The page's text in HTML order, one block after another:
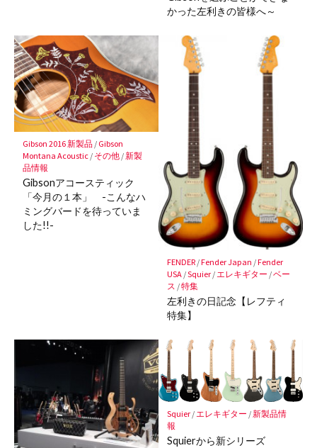
かった左利きの皆様へ～
Gibson 2016 新製品/ Gibson
Montana Acoustic/ その他/新製
品情報
Gibsonアコースティック
「今月の１本」 -こんなハ
ミングバードを待っていま
した!!-
FENDER/Fender Japan /Fender
USA /Squier/ エレキギター /ベー
ス /特集
左利きの日記念【レフティ
特集】
Squier/エレキギター /新製品情
報
Squierから新シリーズ